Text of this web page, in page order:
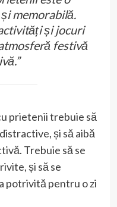
memorabilă.
și jocuri
festivă
prietenii trebuie să
și să aibă
Trebuie să se
și să se
potrivită pentru o zi